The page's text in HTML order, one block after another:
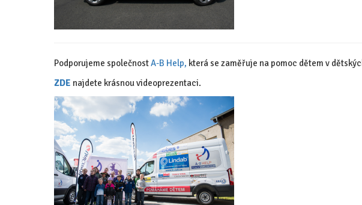
Podporujeme společnostA-B Help, která se zaměřuje na pomoc dětem v
ZDE najdete krásnou videoprezentaci.